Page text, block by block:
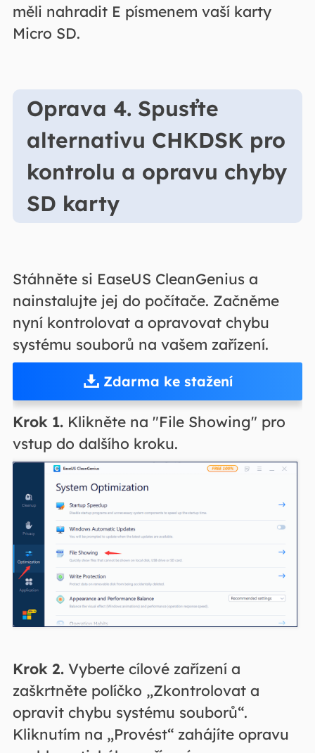
měli nahradit E písmenem vaší karty
Micro SD.
Oprava 4. Spusťte
alternativu CHKDSK pro
kontrolu a opravu chyby
SD karty
Stáhněte si EaseUS CleanGenius a
nainstalujte jej do počítače. Začněme
nyní kontrolovat a opravovat chybu
systému souborů na vašem zařízení.
Zdarma ke stažení
Krok 1.Klikněte na "File Showing" pro
vstup do dalšího kroku.
Krok 2.Vyberte cílové zařízení a
zaškrtněte políčko „Zkontrolovat a
opravit chybu systému souborů“.
Kliknutím na „Provést“ zahájíte opravu